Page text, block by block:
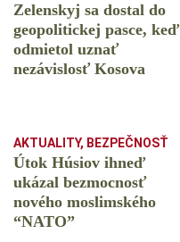
Zelenskyj sa dostal do
geopolitickej pasce, keď
odmietol uznať
nezávislosť Kosova
AKTUALITY, BEZPEČNOSŤ
Útok Húsiov ihneď
ukázal bezmocnosť
nového moslimského
“NATO”